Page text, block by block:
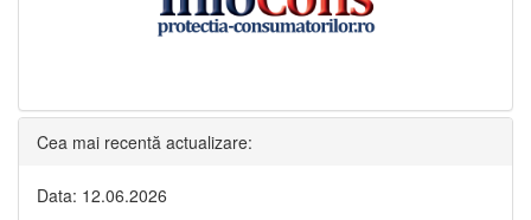
Cea mai recentă actualizare:
Data: 12.06.2026